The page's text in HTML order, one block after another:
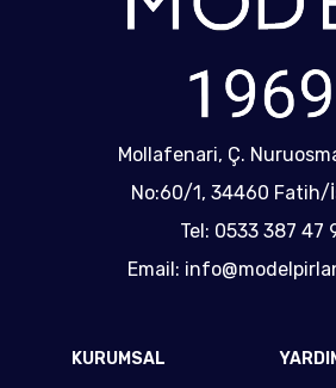
Mollafenari, Ç.
No:60/1, 34460 Fatih/
Tel: 0533 387 47
Email:
KURUMSAL